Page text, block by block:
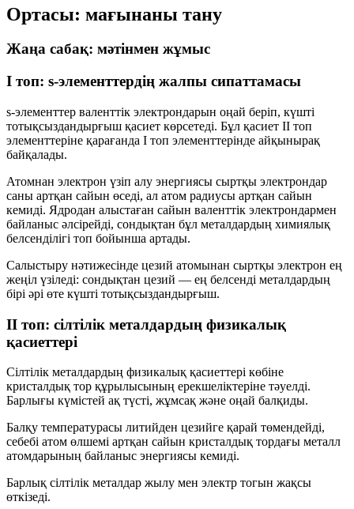
Ортасы: мағынаны тану
Жаңа сабақ: мәтінмен жұмыс
I топ: s-элементтердің жалпы сипаттамасы
s-элементтер валенттік электрондарын оңай беріп, күшті
тотықсыздандырғыш қасиет көрсетеді. Бұл қасиет II топ
элементтеріне қарағанда I топ элементтерінде айқынырақ
байқалады.
Атомнан электрон үзіп алу энергиясы сыртқы электрондар
саны артқан сайын өседі, ал атом радиусы артқан сайын
кемиді. Ядродан алыстаған сайын валенттік электрондармен
байланыс әлсірейді, сондықтан бұл металдардың химиялық
белсенділігі топ бойынша артады.
Салыстыру нәтижесінде цезий атомынан сыртқы электрон ең
жеңіл үзіледі: сондықтан цезий — ең белсенді металдардың
бірі әрі өте күшті тотықсыздандырғыш.
II топ: сілтілік металдардың физикалық
қасиеттері
Сілтілік металдардың физикалық қасиеттері көбіне
кристалдық тор құрылысының ерекшеліктеріне тәуелді.
Барлығы күмістей ақ түсті, жұмсақ және оңай балқиды.
Балқу температурасы литийден цезийге қарай төмендейді,
себебі атом өлшемі артқан сайын кристалдық тордағы металл
атомдарының байланыс энергиясы кемиді.
Барлық сілтілік металдар жылу мен электр тогын жақсы
өткізеді.